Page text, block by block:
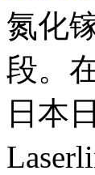
氮化
段。
日本